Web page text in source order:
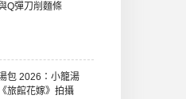
Q彈刀削麵條
包 2026：小籠湯
旅館花嫁》拍攝